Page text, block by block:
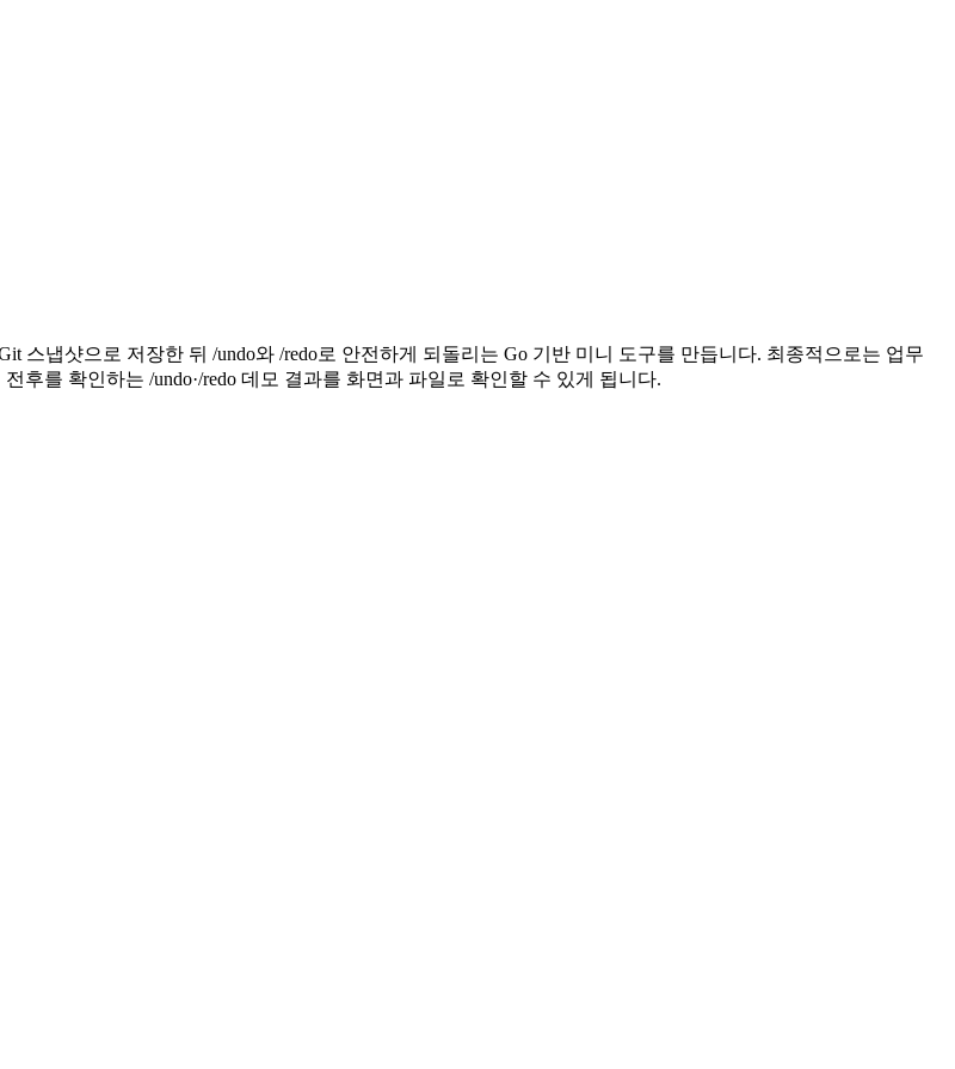
스냅샷으로 저장한 뒤 /undo와 /redo로 안전하게 되돌리는 Go 기반 미니 도구를 만듭니다. 최종적으로는 업무
를 확인하는 /undo·/redo 데모 결과를 화면과 파일로 확인할 수 있게 됩니다.